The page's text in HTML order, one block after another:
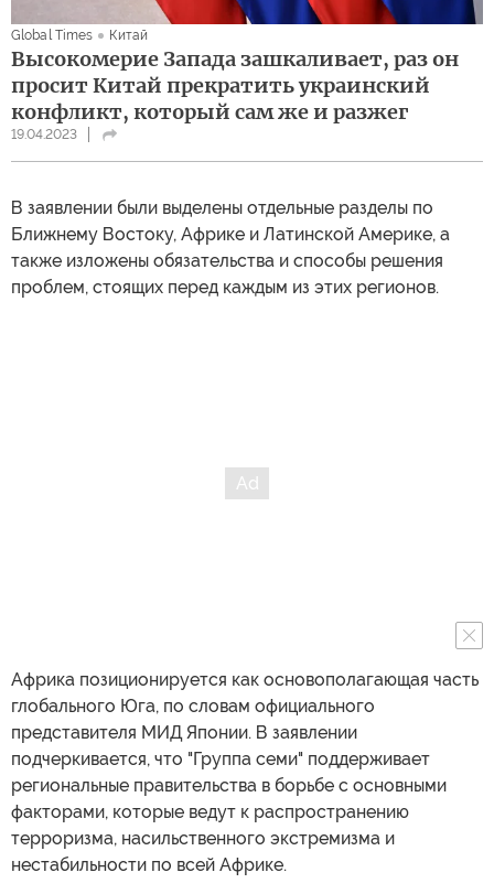
Global Times Китай
Высокомерие Запада зашкаливает, раз он
просит Китай прекратить украинский
конфликт, который сам же и разжег
19.04.2023
В заявлении были выделены отдельные разделы по
Ближнему Востоку, Африке и Латинской Америке, а
также изложены обязательства и способы решения
проблем, стоящих перед каждым из этих регионов.
Африка позиционируется как основополагающая часть
глобального Юга, по словам официального
представителя МИД Японии. В заявлении
подчеркивается, что "Группа семи" поддерживает
региональные правительства в борьбе с основными
факторами, которые ведут к распространению
терроризма, насильственного экстремизма и
нестабильности по всей Африке.